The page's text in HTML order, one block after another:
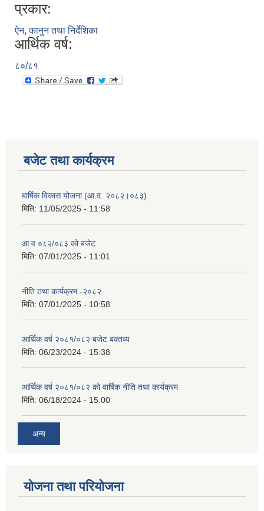
प्रकार:
ऐन, कानुन तथा निर्देशिका
आर्थिक वर्ष:
८०/८१
बजेट तथा कार्यक्रम
बार्षिक विकास योजना (आ.व. २०८२।०८३)
मिति: 11/05/2025 - 11:58
आ.व ०८२/०८३ को बजेट
मिति: 07/01/2025 - 11:01
नीति तथा कार्यक्रम -२०८२
मिति: 07/01/2025 - 10:58
आर्थिक वर्ष २०८१/०८२ बजेट बक्तव्य
मिति: 06/23/2024 - 15:38
आर्थिक वर्ष २०८१/०८२ काे वार्षिक नीति तथा कार्यक्रम
मिति: 06/18/2024 - 15:00
अन्य
योजना तथा परियोजना